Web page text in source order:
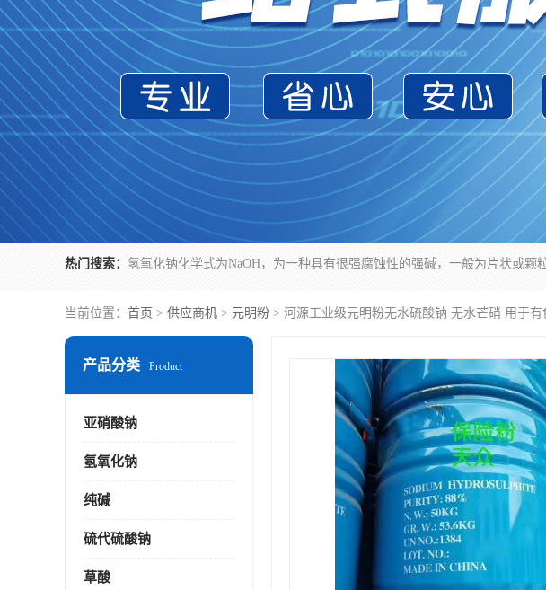
热门搜索：
当前位置： 首页 > 供应商机 > 元明粉 > 河源工业级元明粉无水硫酸钠 无水芒硝 用于有
产品分类 Product
亚硝酸钠
氢氧化钠
纯碱
硫代硫酸钠
草酸